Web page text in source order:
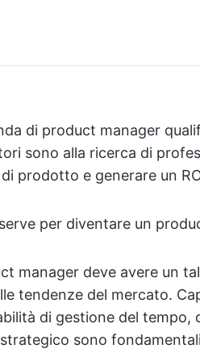
di product manager
sono alla ricerca di
prodotto e generare un
per diventare un
manager deve avere un
tendenze del mercato.
di gestione del tempo,
sono